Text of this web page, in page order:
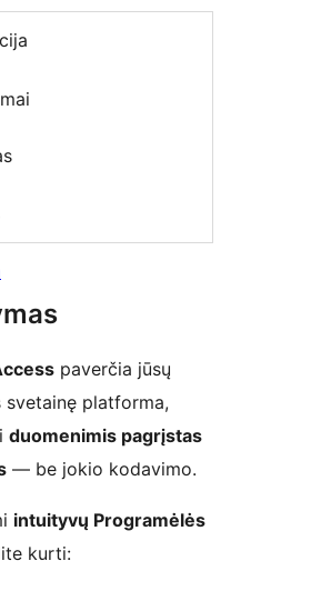
paverčia jūsų
svetainę platforma,
duomenimis pagrįstas
— be jokio kodavimo.
intuityvų Programėlės
kurti: